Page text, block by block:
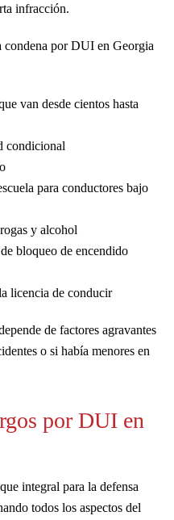
infracción.
condena por DUI en Georgia
van desde cientos hasta
condicional
para conductores bajo
y alcohol
bloqueo de encendido
licencia de conducir
de factores agravantes
o si había menores en
por DUI en
integral para la defensa
todos los aspectos del